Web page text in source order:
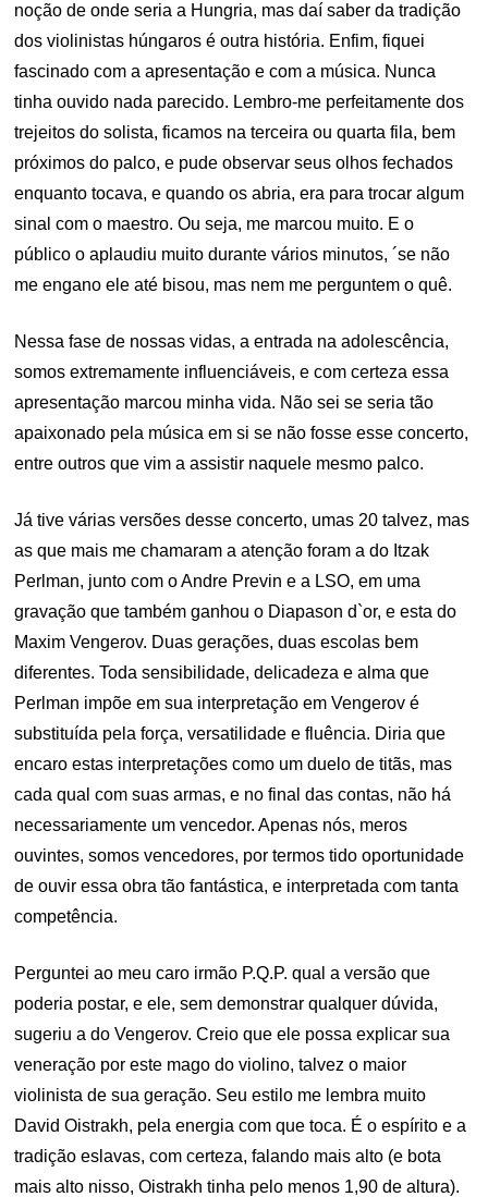
noção de onde seria a Hungria, mas daí saber da tradição
dos violinistas húngaros é outra história. Enfim, fiquei
fascinado com a apresentação e com a música. Nunca
tinha ouvido nada parecido. Lembro-me perfeitamente dos
trejeitos do solista, ficamos na terceira ou quarta fila, bem
próximos do palco, e pude observar seus olhos fechados
enquanto tocava, e quando os abria, era para trocar algum
sinal com o maestro. Ou seja, me marcou muito. E o
público o aplaudiu muito durante vários minutos, ´se não
me engano ele até bisou, mas nem me perguntem o quê.
Nessa fase de nossas vidas, a entrada na adolescência,
somos extremamente influenciáveis, e com certeza essa
apresentação marcou minha vida. Não sei se seria tão
apaixonado pela música em si se não fosse esse concerto,
entre outros que vim a assistir naquele mesmo palco.
Já tive várias versões desse concerto, umas 20 talvez, mas
as que mais me chamaram a atenção foram a do Itzak
Perlman, junto com o Andre Previn e a LSO, em uma
gravação que também ganhou o Diapason d`or, e esta do
Maxim Vengerov. Duas gerações, duas escolas bem
diferentes. Toda sensibilidade, delicadeza e alma que
Perlman impõe em sua interpretação em Vengerov é
substituída pela força, versatilidade e fluência. Diria que
encaro estas interpretações como um duelo de titãs, mas
cada qual com suas armas, e no final das contas, não há
necessariamente um vencedor. Apenas nós, meros
ouvintes, somos vencedores, por termos tido oportunidade
de ouvir essa obra tão fantástica, e interpretada com tanta
competência.
Perguntei ao meu caro irmão P.Q.P. qual a versão que
poderia postar, e ele, sem demonstrar qualquer dúvida,
sugeriu a do Vengerov. Creio que ele possa explicar sua
veneração por este mago do violino, talvez o maior
violinista de sua geração. Seu estilo me lembra muito
David Oistrakh, pela energia com que toca. É o espírito e a
tradição eslavas, com certeza, falando mais alto (e bota
mais alto nisso, Oistrakh tinha pelo menos 1,90 de altura).